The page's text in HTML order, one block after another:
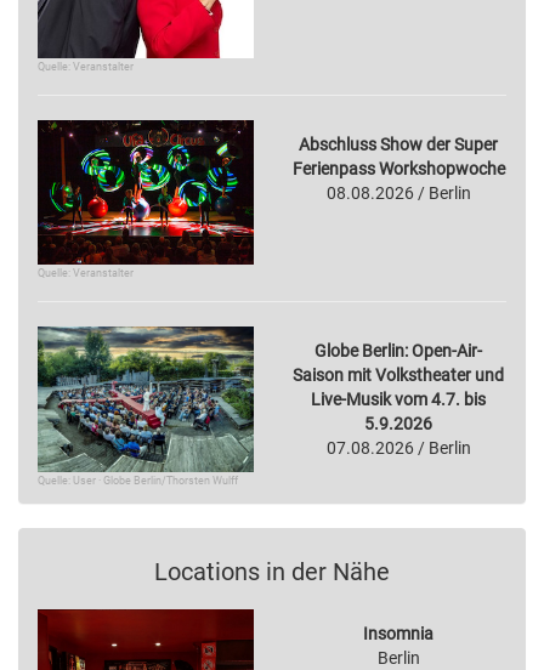
Quelle: Veranstalter
Quelle: Veranstalter
Abschluss Show der Super
Ferienpass Workshopwoche
08.08.2026 / Berlin
Quelle: User · Globe Berlin/Thorsten Wulff
Globe Berlin: Open-Air-
Saison mit Volkstheater und
Live-Musik vom 4.7. bis
5.9.2026
07.08.2026 / Berlin
Locations in der Nähe
Insomnia
Berlin